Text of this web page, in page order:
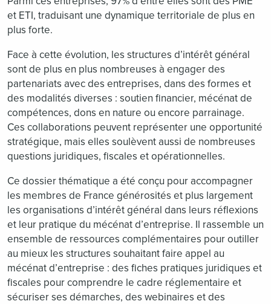
et ETI, traduisant une dynamique territoriale de plus en
plus forte.
Face à cette évolution, les structures d’intérêt général
sont de plus en plus nombreuses à engager des
partenariats avec des entreprises, dans des formes et
des modalités diverses : soutien financier, mécénat de
compétences, dons en nature ou encore parrainage.
Ces collaborations peuvent représenter une opportunité
stratégique, mais elles soulèvent aussi de nombreuses
questions juridiques, fiscales et opérationnelles.
Ce dossier thématique a été conçu pour accompagner
les membres de France générosités et plus largement
les organisations d’intérêt général dans leurs réflexions
et leur pratique du mécénat d’entreprise. Il rassemble un
ensemble de ressources complémentaires pour outiller
au mieux les structures souhaitant faire appel au
mécénat d’entreprise : des fiches pratiques juridiques et
fiscales pour comprendre le cadre réglementaire et
sécuriser ses démarches, des webinaires et des